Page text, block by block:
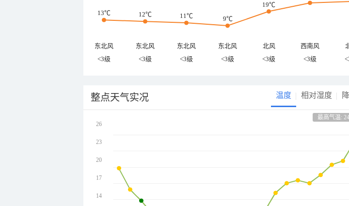
13℃ 12℃ 11℃ 9℃
19℃
东北风 东北风 东北风 东北风 北风 西南风
<3级
<3级 <3级 <3级 <3级 <3级
整点天气实况 温度 相对湿度
最高气温:
26
23
20
17
14